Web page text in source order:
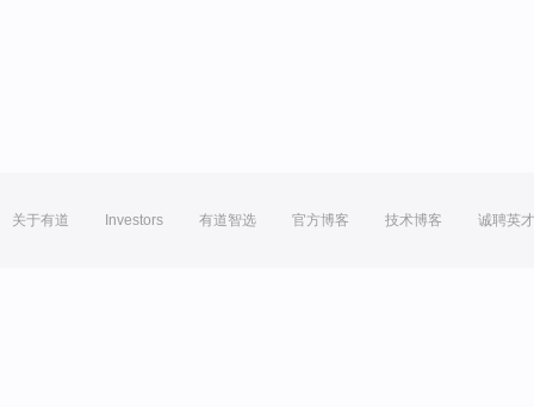
关于有道 Investors 有道智选 官方博客 技术博客 诚聘英才